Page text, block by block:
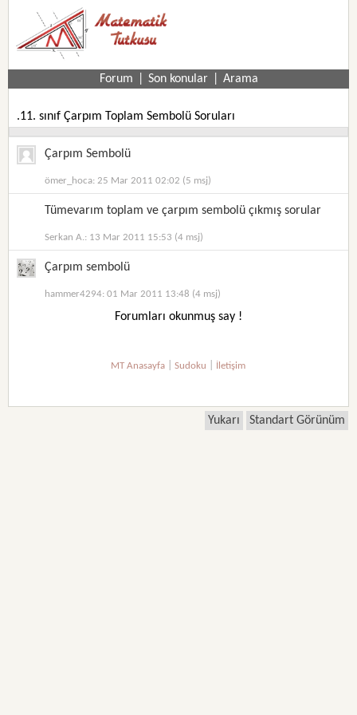
Forum Son konular Arama
.11. sınıf Çarpım Toplam Sembolü Soruları
Çarpım Sembolü
ömer_hoca: 25 Mar 2011 02:02 (5 msj)
Tümevarım toplam ve çarpım sembolü çıkmış sorular
Serkan A.: 13 Mar 2011 15:53 (4 msj)
Çarpım sembolü
hammer4294: 01 Mar 2011 13:48 (4 msj)
Forumları okunmuş say !
MT Anasayfa |Sudoku İletişim
Yukarı Standart Görünüm